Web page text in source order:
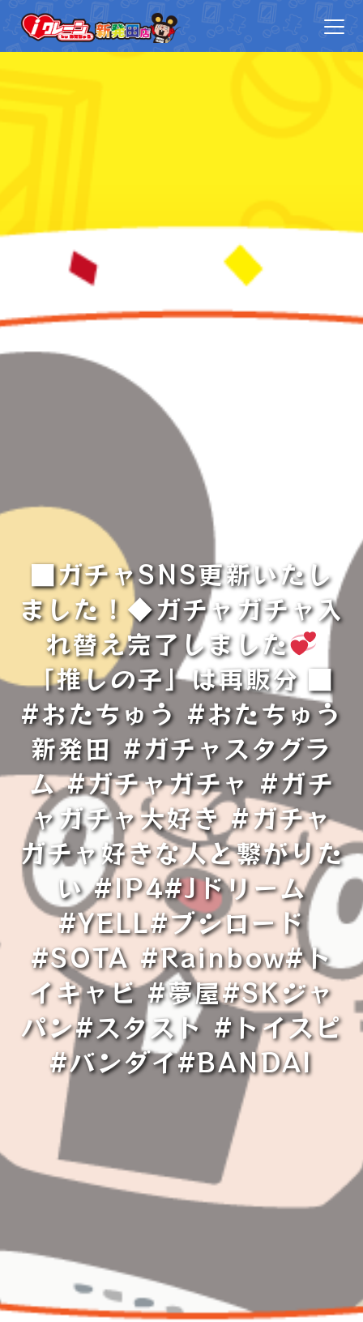
■ガチャSNS更新いたし
ました！◆ガチャガチャ入
れ替え完了しました
「推しの子」は再販分⁡⁡⁡⁡■
#おたちゅう #おたちゅう
新発田 #ガチャスタグラ
ム #ガチャガチャ #ガチ
ャガチャ大好き #ガチャ
ガチャ好きな人と繋がりた
い #IP4#Jドリーム
#YELL#ブシロード
#SOTA #Rainbow#ト
イキャビ #夢屋#SKジャ
パン#スタスト #トイスピ
#バンダイ#BANDAI